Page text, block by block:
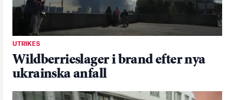
UTRIKES
Wildberrieslager i brand efter nya
ukrainska anfall